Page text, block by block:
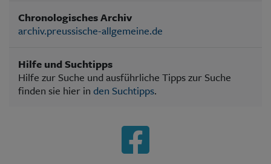
Chronologisches Archiv
archiv.preussische-allgemeine.de
Hilfe und Suchtipps
Hilfe zur Suche und ausführliche Tipps zur Suche
finden sie hier in den Suchtipps.